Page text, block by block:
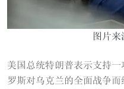
图片来
美国总统特朗普表示支持
罗斯对乌克兰的全面战争